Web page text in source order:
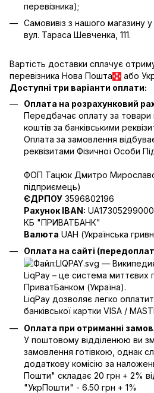
перевізника);
Самовивіз з нашого магазину
вул. Тараса Шевченка, 111.
Вартість доставки сплачує
перевізника Нова Пошта
або
Доступні три варіанти оплати:
Оплата на розрахунковий
Передбачає оплату за
коштів за банківськими
Оплата за замовлення
реквізитами Фізичної Особи
ФОП Тацюк Дмитро
пiдприємець)
ЄДРПОУ 3596802196
Рахунок IBAN:
КБ "ПРИВАТБАНК"
Валюта UAH (Українська
Оплата на сайті
LiqPay – це система миттєвих
ПриватБанком (Україна).
LiqPay дозволяє легко
банківської картки VISA /
Оплата при отриманні
У поштовому відділенюю ви
замовлення готівкою, однак
додаткову комісію за
Пошти" складає 20 грн + 2%
"УкрПошти" - 6.50 грн + 1%